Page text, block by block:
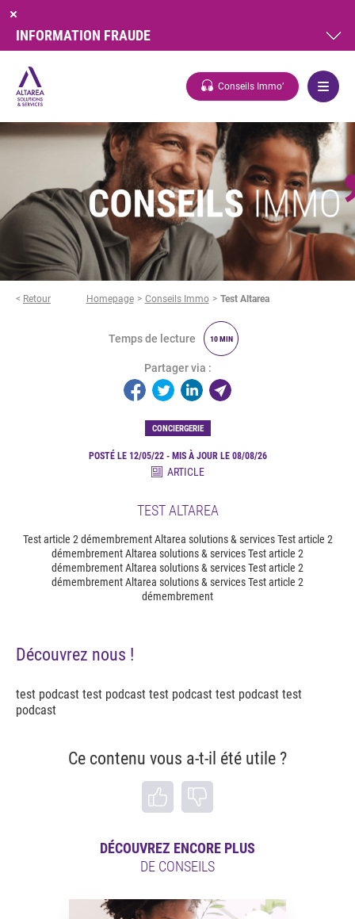
Conseils Immo’
< Retour Homepage Conseils Immo Test Altarea
Temps de lecture 10 MIN
Partager via :
CONCIERGERIE
POSTÉ LE 12/05/22 - MIS À JOUR LE 08/08/26
ARTICLE
TEST ALTAREA
Test article 2 démembrement Altarea solutions & services Test article 2
démembrement Altarea solutions & services Test article 2
démembrement Altarea solutions & services Test article 2
démembrement Altarea solutions & services Test article 2
démembrement
Découvrez nous !
test podcast test podcast test podcast test podcast test
podcast
Ce contenu vous a-t-il été utile ?
DÉCOUVREZ ENCORE PLUS
DE CONSEILS
INFORMATION FRAUDE